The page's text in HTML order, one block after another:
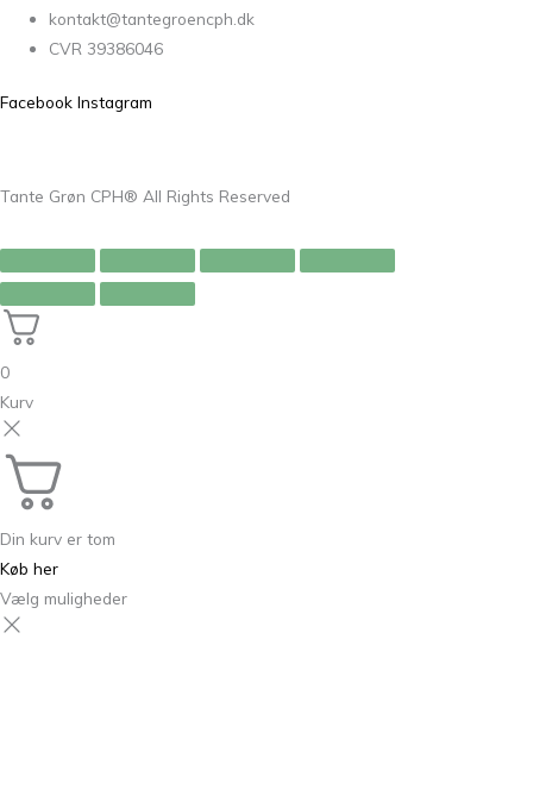
kontakt@tantegroencph.dk
CVR 39386046
Facebook Instagram
Tante Grøn CPH® All Rights Reserved
0
Kurv
Din kurv er tom
Køb her
Vælg muligheder